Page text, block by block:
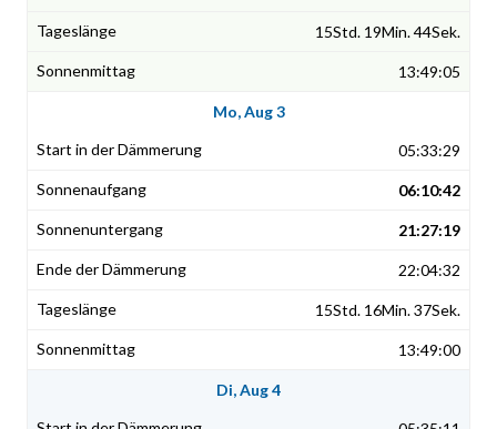
15Std. 19Min. 44Sek.
13:49:05
Mo, Aug 3
05:33:29
06:10:42
21:27:19
22:04:32
15Std. 16Min. 37Sek.
13:49:00
Di, Aug 4